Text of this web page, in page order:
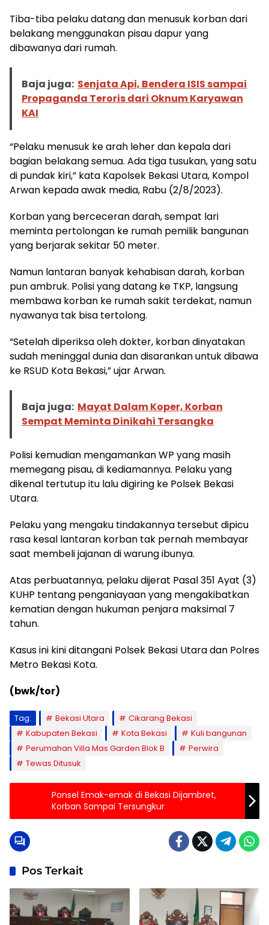
Tiba-tiba pelaku datang dan menusuk korban dari
belakang menggunakan pisau dapur yang
dibawanya dari rumah.
Baja juga: Senjata Api, Bendera ISIS sampai
Propaganda Teroris dari Oknum Karyawan
KAI
“Pelaku menusuk ke arah leher dan kepala dari
bagian belakang semua. Ada tiga tusukan, yang satu
di pundak kiri,” kata Kapolsek Bekasi Utara, Kompol
Arwan kepada awak media, Rabu (2/8/2023).
Korban yang berceceran darah, sempat lari
meminta pertolongan ke rumah pemilik bangunan
yang berjarak sekitar 50 meter.
Namun lantaran banyak kehabisan darah, korban
pun ambruk. Polisi yang datang ke TKP, langsung
membawa korban ke rumah sakit terdekat, namun
nyawanya tak bisa tertolong.
“Setelah diperiksa oleh dokter, korban dinyatakan
sudah meninggal dunia dan disarankan untuk dibawa
ke RSUD Kota Bekasi,” ujar Arwan.
Baja juga: Mayat Dalam Koper, Korban
Sempat Meminta Dinikahi Tersangka
Polisi kemudian mengamankan WP yang masih
memegang pisau, di kediamannya. Pelaku yang
dikenal tertutup itu lalu digiring ke Polsek Bekasi
Utara.
Pelaku yang mengaku tindakannya tersebut dipicu
rasa kesal lantaran korban tak pernah membayar
saat membeli jajanan di warung ibunya.
Atas perbuatannya, pelaku dijerat Pasal 351 Ayat (3)
KUHP tentang penganiayaan yang mengakibatkan
kematian dengan hukuman penjara maksimal 7
tahun.
Kasus ini kini ditangani Polsek Bekasi Utara dan Polres
Metro Bekasi Kota.
(bwk/tor)
Tag: Bekasi Utara
Cikarang Bekasi
Kabupaten Bekasi
Kota Bekasi
Kuli bangunan
Perumahan Villa Mas Garden Blok B
Perwira
Tewas Ditusuk
Ponsel Emak-emak di Bekasi Dijambret,
Korban Sampai Tersungkur
Pos Terkait